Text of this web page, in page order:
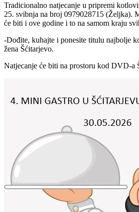
Tradicionalno natjecanje u pripremi
25. svibnja na broj 0979028715 (Željka).
će biti i ove godine i to na samom kraju
-Dođite, kuhajte i ponesite titulu najbolje
žena Šćitarjevo.
Natjecanje će biti na prostoru kod DVD-a